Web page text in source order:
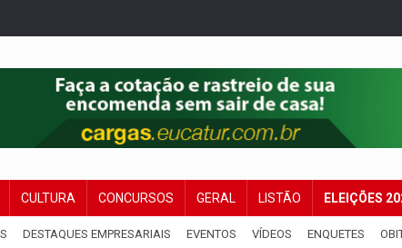
CULTURA CONCURSOS GERAL LISTÃO ELEIÇÕES
DESTAQUES EMPRESARIAIS EVENTOS VÍDEOS ENQUETES